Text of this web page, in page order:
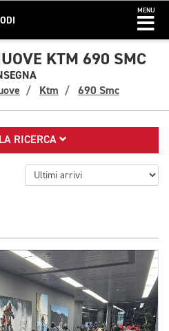
MENU
KTM 690 SMC
Ktm 690 Smc
RICERCA